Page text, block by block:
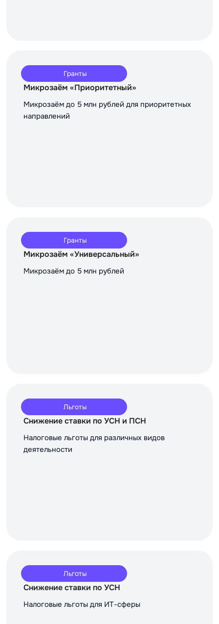
Гранты
Микрозаём «Приоритетный»
Микрозаём до 5 млн рублей для приоритетных
направлений
Гранты
Микрозаём «Универсальный»
Микрозаём до 5 млн рублей
Льготы
Снижение ставки по УСН и ПСН
Налоговые льготы для различных видов
деятельности
Льготы
Снижение ставки по УСН
Налоговые льготы для ИТ-сферы